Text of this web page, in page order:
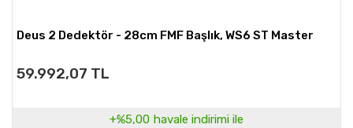
Deus 2 Dedektör - 28cm FMF Başlık, WS6 ST Master
59.992,07 TL
+%5,00 havale indirimi ile